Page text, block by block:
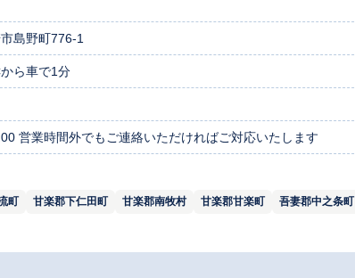
島野町776-1
ら車で1分
営業時間外でもご連絡いただければご対応いたします
町 甘楽郡下仁田町 甘楽郡南牧村 甘楽郡甘楽町
吾妻郡中之条町